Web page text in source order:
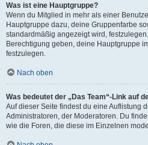
Was ist eine Hauptgruppe?
Wenn du Mitglied in mehr als einer
Hauptgruppe dazu, deine Gruppenfarbe
standardmäßig angezeigt wird,
Berechtigung geben, deine Hauptgruppe
festzulegen.
Nach oben
Was bedeutet der „Das Team“-Link auf
Auf dieser Seite findest du eine Auflistung
Administratoren, der Moderatoren. Du
wie die Foren, die diese im Einzelnen